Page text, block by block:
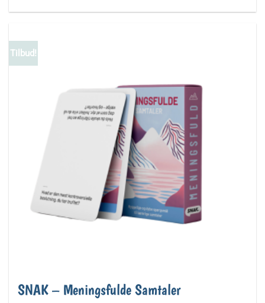
Tilbud!
SNAK – Meningsfulde Samtaler